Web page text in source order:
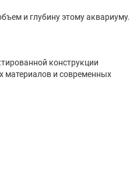
и глубину этому аквариуму.
конструкции
и современных